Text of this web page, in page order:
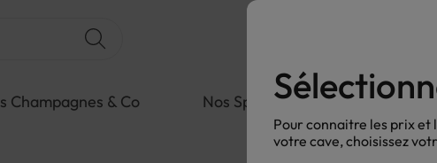
Champagnes & Co Nos Spiritueux Nos
Pour connaitre les prix et
votre cave, choisissez